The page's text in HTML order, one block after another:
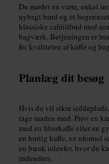
Du møder en varm, enkel
nybagt brød og et
klassiske cafétilbud med
bagværk. Betjeningen er
for kvaliteten af kaffe og
Planlæg dit besøg
Hvis du vil sikre
tage maden med. Prøv en
med en filterkaffe eller en
en hurtig kaffe, en uformel
en bænk udenfor, hvor du
indendørs.